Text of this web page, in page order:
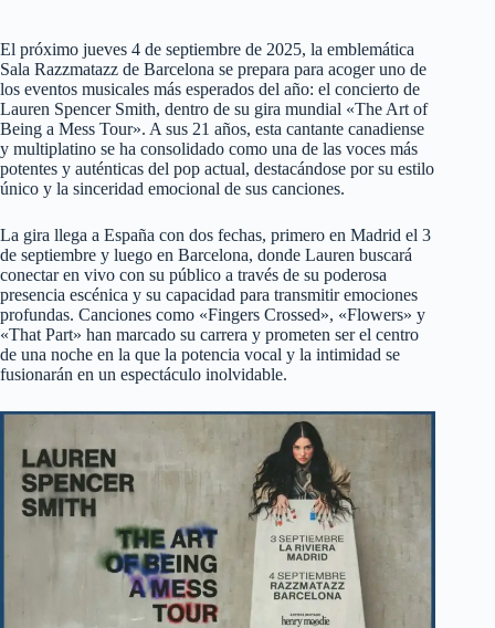
El próximo jueves 4 de septiembre de 2025, la emblemática
Sala Razzmatazz de Barcelona se prepara para acoger uno de
los eventos musicales más esperados del año: el concierto de
Lauren Spencer Smith, dentro de su gira mundial «The Art of
Being a Mess Tour». A sus 21 años, esta cantante canadiense
y multiplatino se ha consolidado como una de las voces más
potentes y auténticas del pop actual, destacándose por su estilo
único y la sinceridad emocional de sus canciones.
La gira llega a España con dos fechas, primero en Madrid el 3
de septiembre y luego en Barcelona, donde Lauren buscará
conectar en vivo con su público a través de su poderosa
presencia escénica y su capacidad para transmitir emociones
profundas. Canciones como «Fingers Crossed», «Flowers» y
«That Part» han marcado su carrera y prometen ser el centro
de una noche en la que la potencia vocal y la intimidad se
fusionarán en un espectáculo inolvidable.